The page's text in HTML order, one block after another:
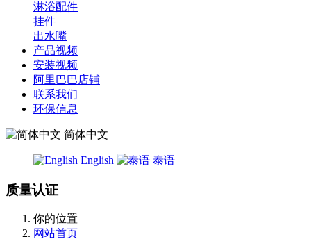
淋浴配件
挂件
出水嘴
产品视频
安装视频
阿里巴巴店铺
联系我们
环保信息
简体中文
English 泰语
质量认证
你的位置
网站首页